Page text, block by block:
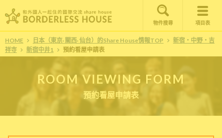
物件搜尋 項目表
HOME 日本（東京· 關西· 仙台）的Share House情報TOP
新宿・中野・吉
祥寺
新宿中井1 預約看屋申請表
ROOM VIEWING FORM
預約看屋申請表